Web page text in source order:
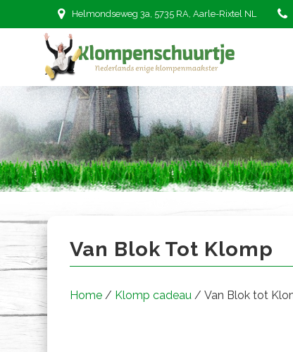
Helmondseweg 3a, 5735 RA, Aarle-Rixtel NL
Van Blok tot Klomp
Van Blok Tot Klomp
Home / Klomp cadeau / Van Blok tot